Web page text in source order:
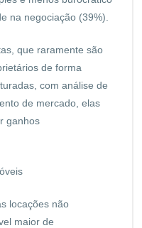
na negociação (39%).
que raramente são
de forma
com análise de
de mercado, elas
ganhos
locações não
maior de